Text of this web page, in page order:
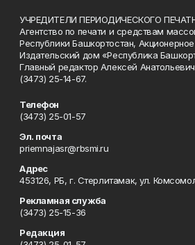
УЧРЕДИТЕЛИ ПЕРИОДИЧЕСКОГО
Агентство по печати и средствам
Республики Башкортостан,
Издательский дом «Республика
Главный редактор Алексей
(3473) 25-14-67.
Телефон
(3473) 25-01-57
Эл. почта
priemnajasr@rbsmi.ru
Адрес
453126, РБ, г. Стерлитамак, ул.
Рекламная служба
(3473) 25-15-36
Редакция